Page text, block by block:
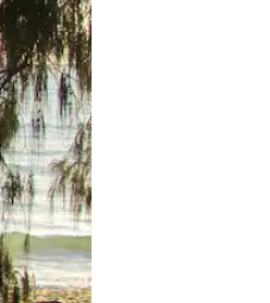
oder Wischgesten.